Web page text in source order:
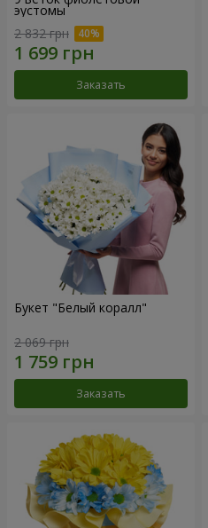
эустомы
2 832 грн
Заказать
Букет "Белый коралл"
2 069 грн
Заказать